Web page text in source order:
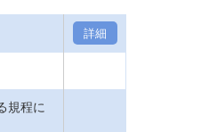
詳細
規程に